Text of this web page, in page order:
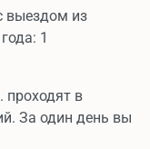
выездом из
1
в
За один день вы